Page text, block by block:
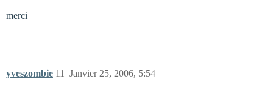
merci
yveszombie Janvier 25, 2006, 5:54
11